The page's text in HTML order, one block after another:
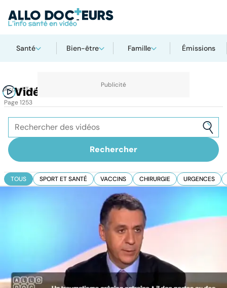
Santé Bien-être Famille Émissions
AccueilToutes les vidéos sur AlloDocteurs.fr
Vidéos
Page 1253
TOUS SPORT ET SANTÉ VACCINS CHIRURGIE URGENCES